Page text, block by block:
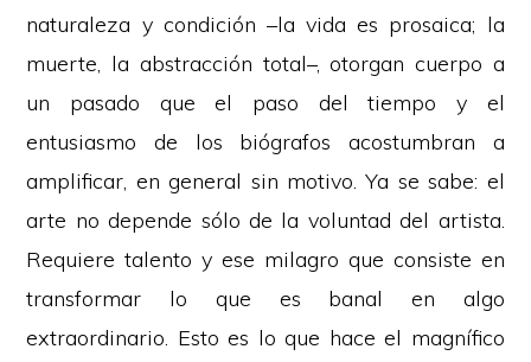
naturaleza y condición –la vida es prosaica; la
muerte, la abstracción total–, otorgan cuerpo a
un pasado que el paso del tiempo y el
entusiasmo de los biógrafos acostumbran a
amplificar, en general sin motivo. Ya se sabe: el
arte no depende sólo de la voluntad del artista.
Requiere talento y ese milagro que consiste en
transformar lo que es banal en algo
extraordinario. Esto es lo que hace el magnífico